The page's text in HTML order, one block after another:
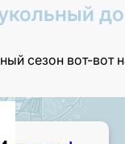
сезон вот-вот